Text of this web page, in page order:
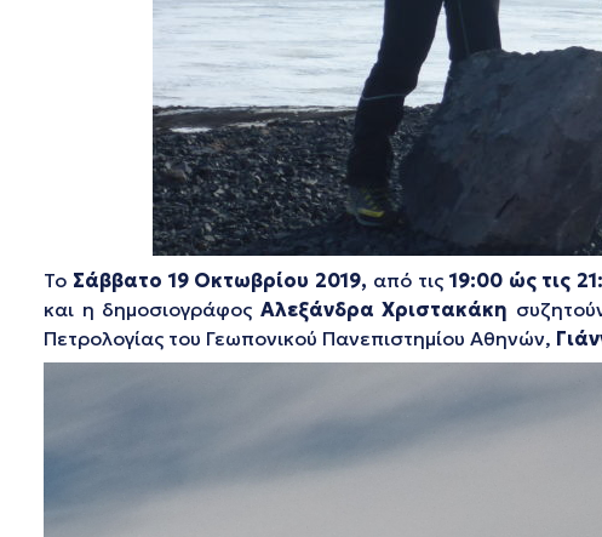
Το Σάββατο 19 Οκτωβρίου 2019, από τις 19:00 ώς τις
και η δημοσιογράφος Αλεξάνδρα Χριστακάκη
Πετρολογίας του Γεωπονικού Πανεπιστημίου Αθηνών,